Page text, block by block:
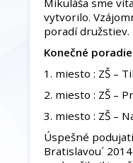
Mikuláša sme
vytvorilo.
poradí družstiev.
Konečné
1. miesto : ZŠ –
2. miesto : ZŠ –
3. miesto : ZŠ –
Úspešné
Bratislavou´